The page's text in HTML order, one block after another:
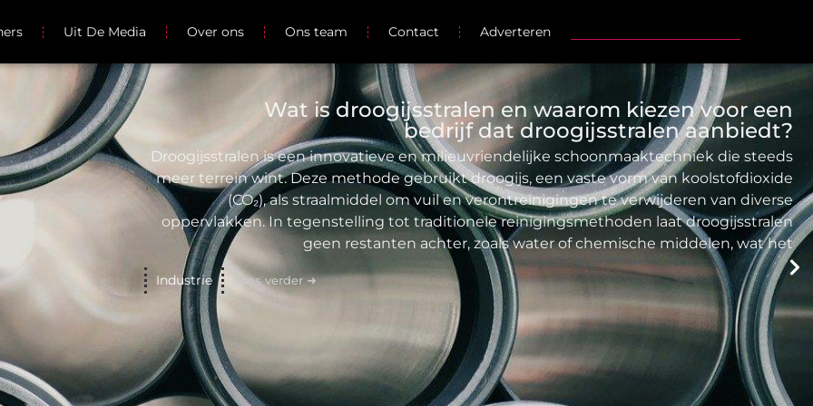
Uit De Media Over ons Ons team Contact Adverteren
Wat is droogijsstralen en waarom kiezen voor een
bedrijf dat droogijsstralen aanbiedt?
Droogijsstralen is een innovatieve en milieuvriendelijke schoonmaaktechniek die steeds
meer terrein wint. Deze methode gebruikt droogijs, een vaste vorm van koolstofdioxide
(CO₂), als straalmiddel om vuil en verontreinigingen te verwijderen van diverse
oppervlakken. In tegenstelling tot traditionele reinigingsmethoden laat droogijsstralen
geen restanten achter, zoals water of chemische middelen, wat het
Industrie Lees verder ➜